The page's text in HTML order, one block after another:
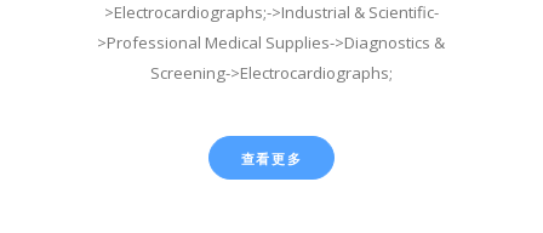
>Electrocardiographs;->Industrial & Scientific-
>Professional Medical Supplies->Diagnostics &
Screening->Electrocardiographs;
查看更多